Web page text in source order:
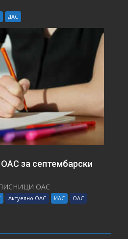
ДАС
за септембарски
ОАС
Актуелно ОАС ИАС ОАС